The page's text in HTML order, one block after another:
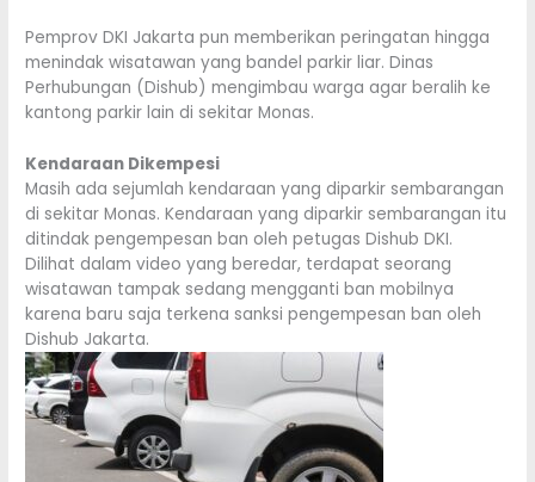
Pemprov DKI Jakarta pun memberikan peringatan hingga
menindak wisatawan yang bandel parkir liar. Dinas
Perhubungan (Dishub) mengimbau warga agar beralih ke
kantong parkir lain di sekitar Monas.
Kendaraan Dikempesi
Masih ada sejumlah kendaraan yang diparkir sembarangan
di sekitar Monas. Kendaraan yang diparkir sembarangan itu
ditindak pengempesan ban oleh petugas Dishub DKI.
Dilihat dalam video yang beredar, terdapat seorang
wisatawan tampak sedang mengganti ban mobilnya
karena baru saja terkena sanksi pengempesan ban oleh
Dishub Jakarta.